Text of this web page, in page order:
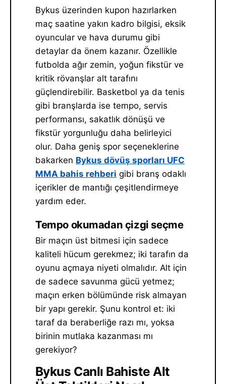
Bykus üzerinden kupon hazırlarken
maç saatine yakın kadro bilgisi, eksik
oyuncular ve hava durumu gibi
detaylar da önem kazanır. Özellikle
futbolda ağır zemin, yoğun fikstür ve
kritik rövanşlar alt tarafını
güçlendirebilir. Basketbol ya da tenis
gibi branşlarda ise tempo, servis
performansı, sakatlık dönüşü ve
fikstür yorgunluğu daha belirleyici
olur. Daha geniş spor seçeneklerine
bakarken Bykus dövüş sporları UFC
MMA bahis rehberi gibi branş odaklı
içerikler de mantığı çeşitlendirmeye
yardım eder.
Tempo okumadan çizgi seçme
Bir maçın üst bitmesi için sadece
kaliteli hücum gerekmez; iki tarafın da
oyunu açmaya niyeti olmalıdır. Alt için
de sadece savunma gücü yetmez;
maçın erken bölümünde risk almayan
bir yapı gerekir. Şunu kontrol et: iki
taraf da beraberliğe razı mı, yoksa
birinin mutlaka kazanması mı
gerekiyor?
Bykus Canlı Bahiste Alt